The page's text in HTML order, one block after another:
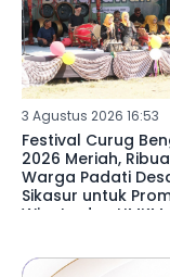
3 Agustus 2026 16:53
Festival Curug
2026 Meriah,
Warga Padati
Sikasur untuk
Wisata dan UMKM